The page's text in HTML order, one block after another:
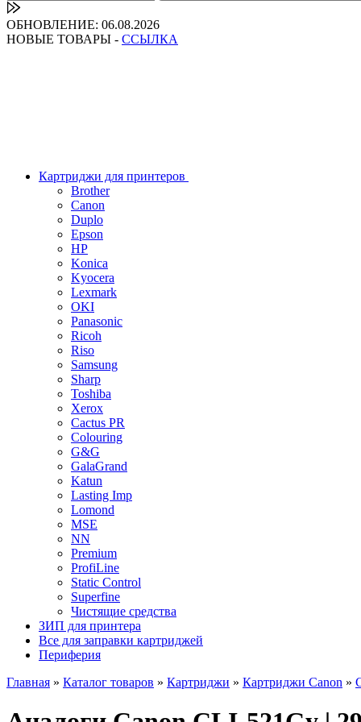
ОБНОВЛЕНИЕ: 06.08.2026
НОВЫЕ ТОВАРЫ - ССЫЛКА
Картриджи для принтеров
Brother
Canon
Duplo
Epson
HP
Konica
Kyocera
Lexmark
OKI
Panasonic
Ricoh
Riso
Samsung
Sharp
Toshiba
Xerox
Cactus PR
Colouring
G&G
GalaGrand
Katun
Lasting Imp
Lomond
MSE
NN
Premium
ProfiLine
Static Control
Superfine
Чистящие средства
ЗИП для принтера
Все для заправки картриджей
Периферия
Главная » Каталог товаров » Картриджи » Картриджи Canon »